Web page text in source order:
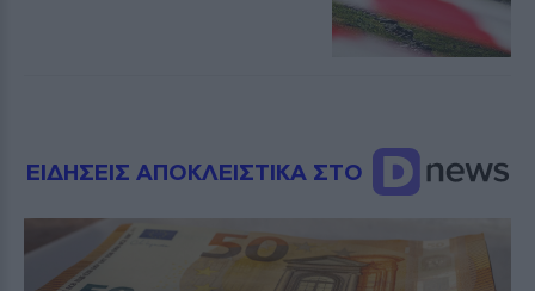
ΕΙΔΗΣΕΙΣ ΑΠΟΚΛΕΙΣΤΙΚΑ ΣΤΟ